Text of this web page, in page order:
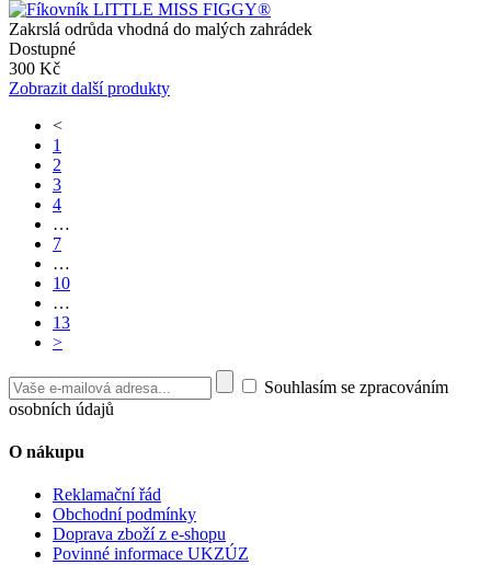
Zakrslá odrůda vhodná do malých zahrádek
Dostupné
300 Kč
Zobrazit další produkty
<
1
2
3
4
…
7
…
10
…
13
>
Souhlasím se zpracováním
osobních údajů
O nákupu
Reklamační řád
Obchodní podmínky
Doprava zboží z e-shopu
Povinné informace UKZÚZ